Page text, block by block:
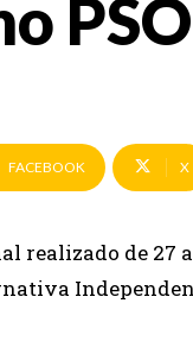
FACEBOOK X
realizado de 27